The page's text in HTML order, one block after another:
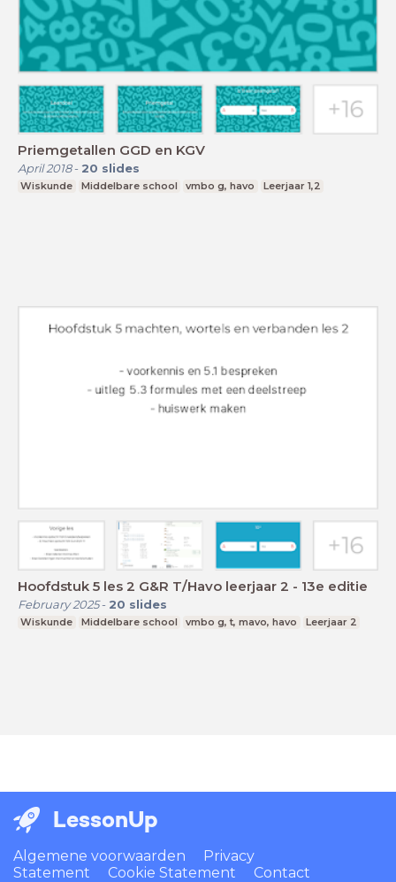
Priemgetallen GGD en KGV
April 2018- 20 slides
Wiskunde Middelbare school vmbo g, havo Leerjaar 1,2
Hoofdstuk 5 les 2 G&R T/Havo leerjaar 2 - 13e editie
February 2025- 20 slides
Wiskunde Middelbare school vmbo g, t, mavo, havo Leerjaar 2
LessonUp
Algemene voorwaarden
Privacy
Statement
Cookie Statement Contact